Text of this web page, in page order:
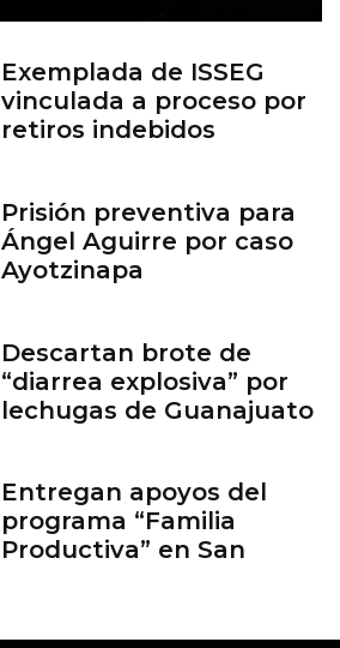
Exemplada de ISSEG
vinculada a proceso por
retiros indebidos
Prisión preventiva para
Ángel Aguirre por caso
Ayotzinapa
Descartan brote de
“diarrea explosiva” por
lechugas de Guanajuato
Entregan apoyos del
programa “Familia
Productiva” en San